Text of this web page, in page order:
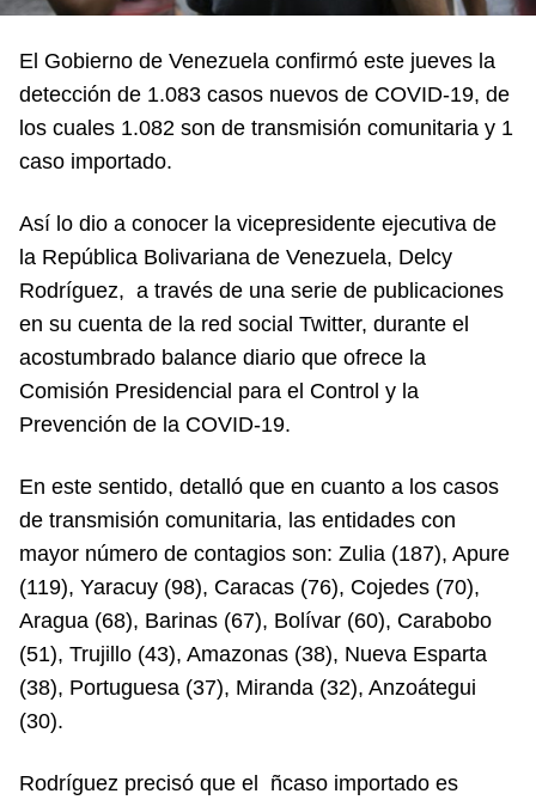
El Gobierno de Venezuela confirmó este jueves la
detección de 1.083 casos nuevos de COVID-19, de
los cuales 1.082 son de transmisión comunitaria y 1
caso importado.
Así lo dio a conocer la vicepresidente ejecutiva de
la República Bolivariana de Venezuela, Delcy
Rodríguez, a través de una serie de publicaciones
en su cuenta de la red social Twitter, durante el
acostumbrado balance diario que ofrece la
Comisión Presidencial para el Control y la
Prevención de la COVID-19.
En este sentido, detalló que en cuanto a los casos
de transmisión comunitaria, las entidades con
mayor número de contagios son: Zulia (187), Apure
(119), Yaracuy (98), Caracas (76), Cojedes (70),
Aragua (68), Barinas (67), Bolívar (60), Carabobo
(51), Trujillo (43), Amazonas (38), Nueva Esparta
(38), Portuguesa (37), Miranda (32), Anzoátegui
(30).
Rodríguez precisó que el ñcaso importado es